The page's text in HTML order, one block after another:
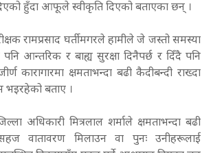
हुँदा आफूले स्वीकृति दिएको बताएका छन् ।
रामप्रसाद घर्तीमगरले हामीले जे जस्तो समस्या
आन्तरिक र बाह्य सुरक्षा दिनैपर्छ र दिँदै पनि
कारागारमा क्षमताभन्दा बढी कैदीबन्दी राख्दा
बताए ।
अधिकारी मित्रलाल शर्माले क्षमताभन्दा बढी
वातावरण मिलाउन वा पुनः उनीहरूलाई